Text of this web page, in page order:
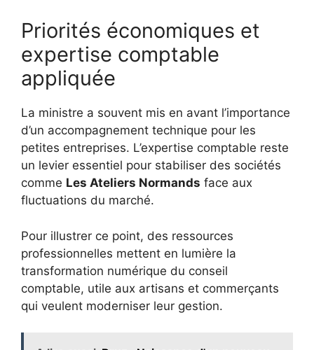
Priorités économiques et
expertise comptable
appliquée
La ministre a souvent mis en avant l’importance
d’un accompagnement technique pour les
petites entreprises. L’expertise comptable reste
un levier essentiel pour stabiliser des sociétés
comme Les Ateliers Normands face aux
fluctuations du marché.
Pour illustrer ce point, des ressources
professionnelles mettent en lumière la
transformation numérique du conseil
comptable, utile aux artisans et commerçants
qui veulent moderniser leur gestion.